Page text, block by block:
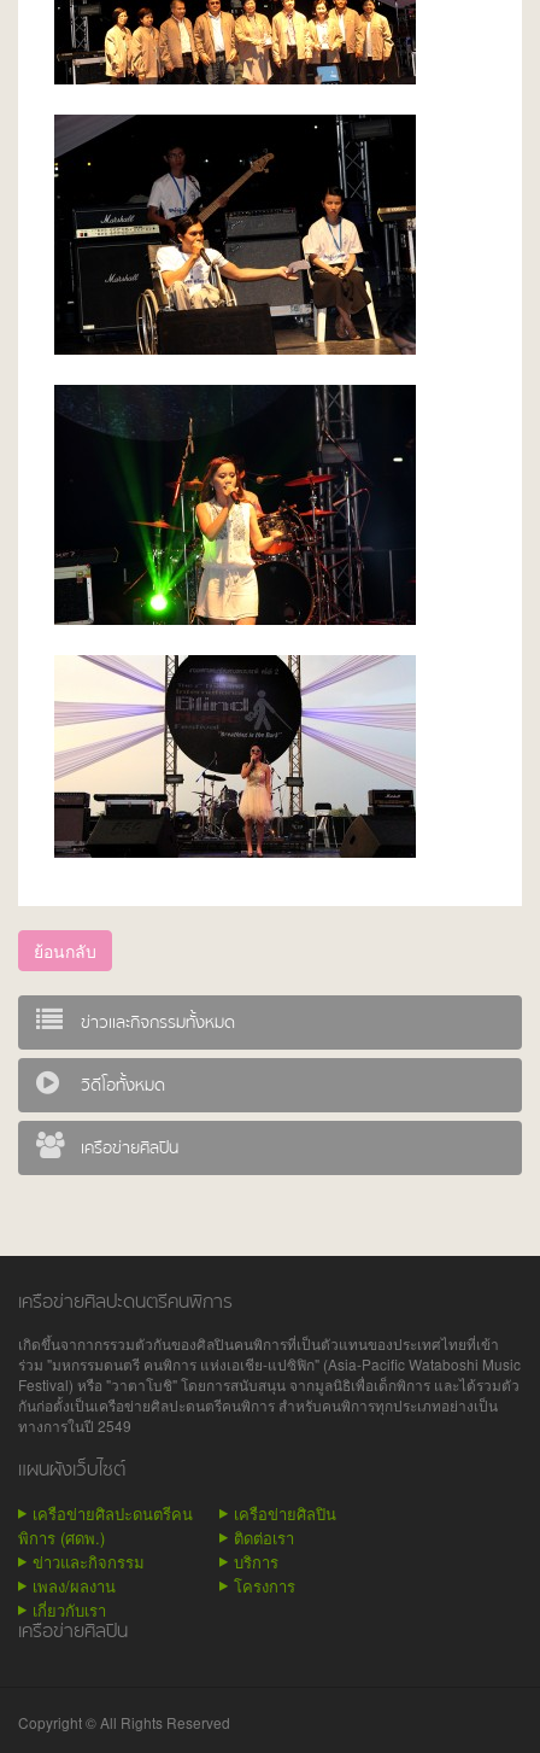
ย้อนกลับ
ข่าวและกิจกรรมทั้งหมด
วิดีโอทั้งหมด
เครือข่ายศิลปิน
เครือข่ายศิลปะดนตรีคนพิการ
เกิดขึ้นจากากรรวมตัวกันของศิลปินคนพิการที่เป็นตัวแทนของประเทศไทยที่เข้า
ร่วม "มหกรรมดนตรี คนพิการ แห่งเอเชีย-แปซิฟิก" (Asia-Pacific Wataboshi Music
Festival) หรือ "วาตาโบชิ" โดยการสนับสนุน จากมูลนิธิเพื่อเด็กพิการ และได้รวมตัว
กันก่อตั้งเป็นเครือข่ายศิลปะดนตรีคนพิการ สำหรับคนพิการทุกประเภทอย่างเป็น
ทางการในปี 2549
แผนผังเว็บไซต์
เครือข่ายศิลปะดนตรีคน
พิการ (ศดพ.)
เครือข่ายศิลปิน
ติดต่อเรา
ข่าวและกิจกรรม
บริการ
เพลง/ผลงาน
โครงการ
เกี่ยวกับเรา
เครือข่ายศิลปิน
Copyright © All Rights Reserved